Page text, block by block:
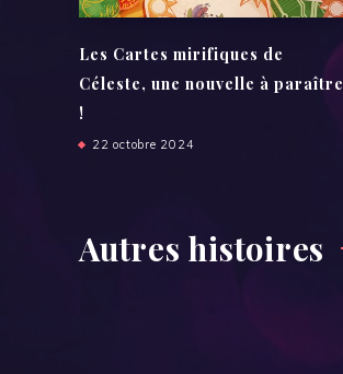
Les Cartes mirifiques de
Céleste, une nouvelle à paraître
!
22 octobre 2024
Autres histoires